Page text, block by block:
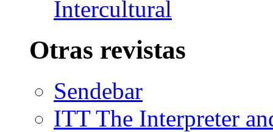
Intercultural
Otras revistas
Sendebar
ITT The Interpreter